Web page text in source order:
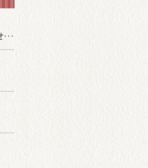
わんにゃんブログ～安心して任せてもらう～